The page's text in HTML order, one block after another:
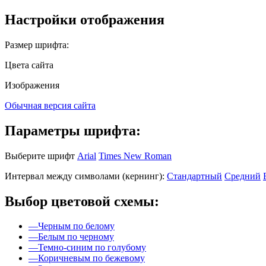
Настройки отображения
Размер шрифта:
Цвета сайта
Изображения
Обычная версия сайта
Параметры шрифта:
Выберите шрифт Arial Times New Roman
Интервал между символами (кернинг): Стандартный Средний
Выбор цветовой схемы:
—Черным по белому
—Белым по черному
—Темно-синим по голубому
—Коричневым по бежевому